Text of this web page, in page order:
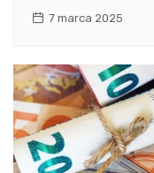
7 marca 2025